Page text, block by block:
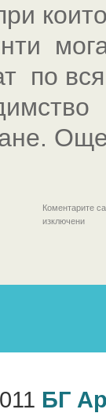
по
Коментарите са
изключени
БГ